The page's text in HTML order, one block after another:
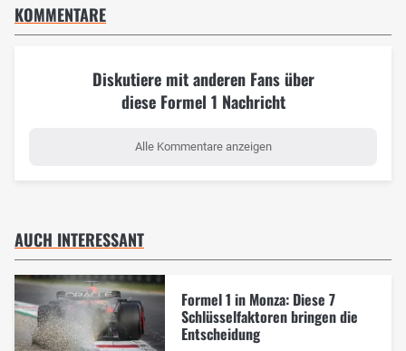
KOMMENTARE
Diskutiere mit anderen Fans über
diese Formel 1 Nachricht
Alle Kommentare anzeigen
AUCH INTERESSANT
Formel 1 in Monza: Diese 7
Schlüsselfaktoren bringen die
Entscheidung